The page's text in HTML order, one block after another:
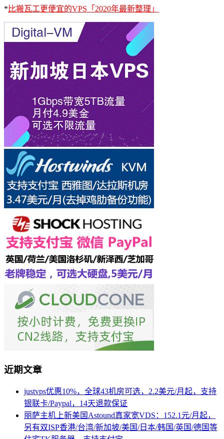
* 比搬瓦工更便宜的VPS「2020年最新整理」
近期文章
justvps优惠10%，全球43机房可选，2.2美元/月起，支持
银联卡/Paypal，14天退款保证
丽萨主机上新美国Astound真家宽VDS：152.1元/月起，
另有双ISP香港/台湾/新加坡/美国/日本/韩国/英国/德国等